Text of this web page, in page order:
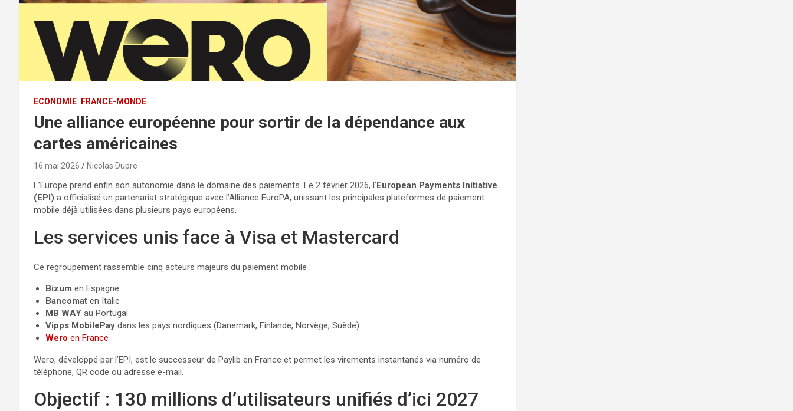
ECONOMIE FRANCE-MONDE
Une alliance européenne pour sortir de la dépendance aux
cartes américaines
16 mai 2026 Nicolas Dupre
L’Europe prend enfin son autonomie dans le domaine des paiements. Le 2 février 2026, l’European Payments Initiative
(EPI) a officialisé un partenariat stratégique avec l’Alliance EuroPA, unissant les principales plateformes de paiement
mobile déjà utilisées dans plusieurs pays européens.
Les services unis face à Visa et Mastercard
Ce regroupement rassemble cinq acteurs majeurs du paiement mobile :
Bizum en Espagne
Bancomat en Italie
MB WAY au Portugal
Vipps MobilePay dans les pays nordiques (Danemark, Finlande, Norvège, Suède)
Wero en France
Wero, développé par l’EPI, est le successeur de Paylib en France et permet les virements instantanés via numéro de
téléphone, QR code ou adresse e-mail.
Objectif : 130 millions d’utilisateurs unifiés d’ici 2027